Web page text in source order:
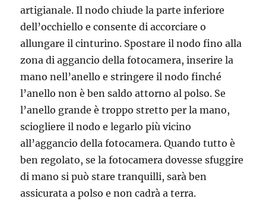
artigianale. Il nodo chiude la parte inferiore
dell’occhiello e consente di accorciare o
allungare il cinturino. Spostare il nodo fino alla
zona di aggancio della fotocamera, inserire la
mano nell’anello e stringere il nodo finché
l’anello non è ben saldo attorno al polso. Se
l’anello grande è troppo stretto per la mano,
sciogliere il nodo e legarlo più vicino
all’aggancio della fotocamera. Quando tutto è
ben regolato, se la fotocamera dovesse sfuggire
di mano si può stare tranquilli, sarà ben
assicurata a polso e non cadrà a terra.